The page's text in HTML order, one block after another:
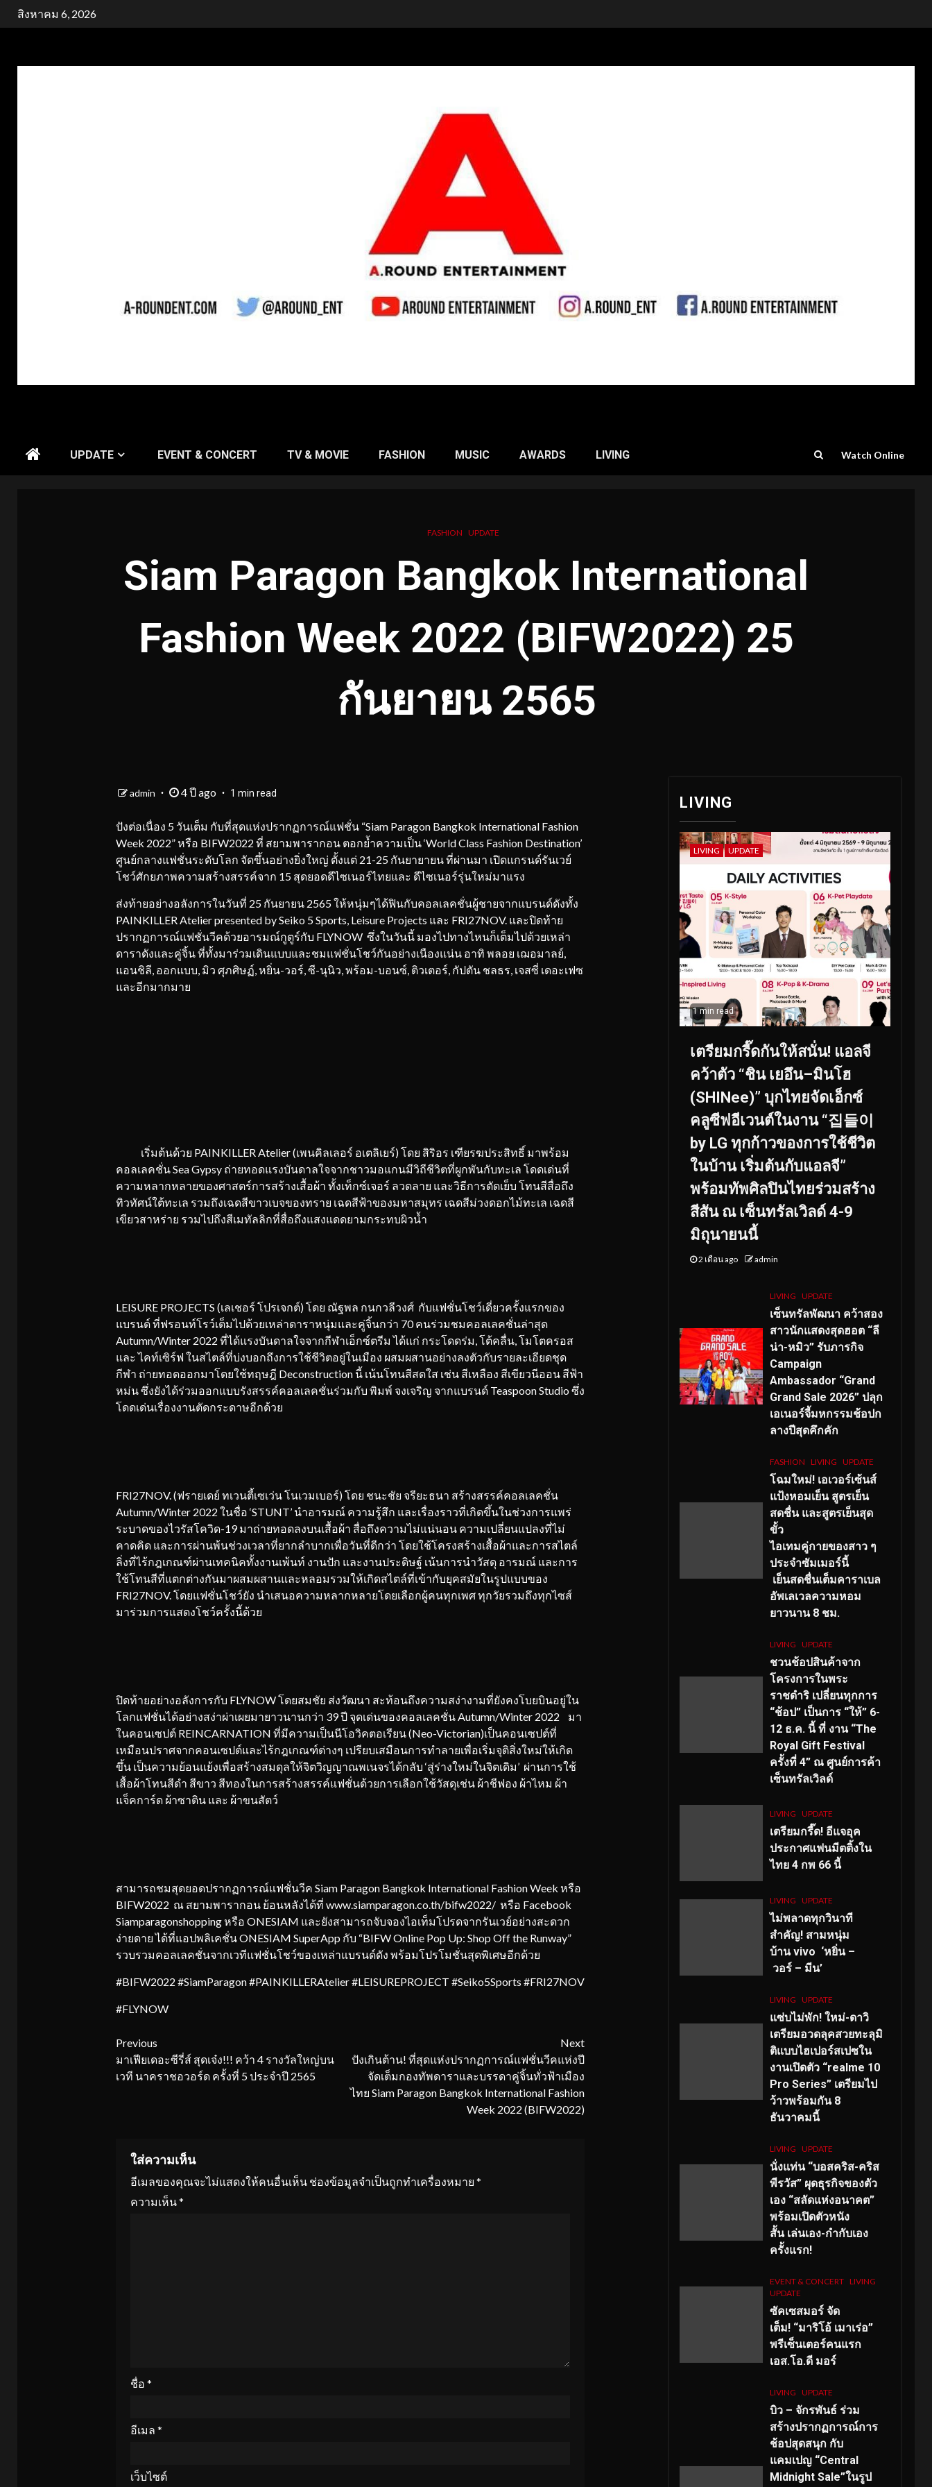
Skipสิงหาคม 6, 2026
UPDATE EVENT & CONCERT TV & MOVIE FASHION MUSIC AWARDS LIVING Watch Online
FASHION UPDATE
Siam Paragon Bangkok International
Fashion Week 2022 (BIFW2022) 25
กันยายน 2565
admin 4 ปี ago 1 min read
ปังต่อเนื่อง 5 วันเต็ม กับที่สุดแห่งปรากฏการณ์แฟชั่น “Siam Paragon Bangkok International Fashion
Week 2022” หรือ BIFW2022 ที่ สยามพารากอน ตอกย้ำความเป็น ‘World Class Fashion Destination’
ศูนย์กลางแฟชั่นระดับโลก จัดขึ้นอย่างยิ่งใหญ่ ตั้งแต่ 21-25 กันยายายน ที่ผ่านมา เปิดแกรนด์รันเวย์
โชว์ศักยภาพความสร้างสรรค์จาก 15 สุดยอดดีไซเนอร์ไทยและ ดีไซเนอร์รุ่นใหม่มาแรง
ส่งท้ายอย่างอลังการในวันที่ 25 กันยายน 2565 ให้หนุ่มๆได้ฟินกับคอลเลคชั่นผู้ชายจากแบรนด์ดังทั้ง
PAINKILLER Atelier presented by Seiko 5 Sports, Leisure Projects และ FRI27NOV. และปิดท้าย
ปรากฏการณ์แฟชั่นวีคด้วยอารมณ์กูตูร์กับ FLYNOW ซึ่งในวันนี้ มองไปทางไหนก็เต็มไปด้วยเหล่า
ดาราดังและคู่จิ้น ที่ทั้งมาร่วมเดินแบบและชมแฟชั่นโชว์กันอย่างเนืองแน่น อาทิ พลอย เฌอมาลย์,
แอนชิลี, ออกแบบ, มิว ศุภศิษฏ์, หยิ่น-วอร์, ซี-นุนิว, พร้อม-บอนซ์, ติวเตอร์, กัปตัน ชลธร, เจสซี่ เดอะเฟซ
และอีกมากมาย
เริ่มต้นด้วย PAINKILLER Atelier (เพนคิลเลอร์ อเตลิเยร์) โดย สิริอร เฑียรฆประสิทธิ์ มาพร้อม
คอลเลคชั่น Sea Gypsy ถ่ายทอดแรงบันดาลใจจากชาวมอแกนมีวิถีชีวิตที่ผูกพันกับทะเล โดดเด่นที่
ความหลากหลายของศาสตร์การสร้างเสื้อผ้า ทั้งเท็กซ์เจอร์ ลวดลาย และวิธีการตัดเย็บ โทนสีสื่อถึง
ทิวทัศน์ใต้ทะเล รวมถึงเฉดสีขาวเบจของทราย เฉดสีฟ้าของมหาสมุทร เฉดสีม่วงดอกไม้ทะเล เฉดสี
เขียวสาหร่าย รวมไปถึงสีเมทัลลิกที่สื่อถึงแสงแดดยามกระทบผิวน้ำ
LEISURE PROJECTS (เลเชอร์ โปรเจกต์) โดย ณัฐพล กนกวลีวงศ์ กับแฟชั่นโชว์เดี่ยวครั้งแรกของ
แบรนด์ ที่ฟรอนท์โรว์เต็มไปด้วยเหล่าดาราหนุ่มและคู่จิ้นกว่า 70 คนร่วมชมคอลเลคชั่นล่าสุด
Autumn/Winter 2022 ที่ได้แรงบันดาลใจจากกีฬาเอ็กซ์ตรีม ได้แก่ กระโดดร่ม, โต้คลื่น, โมโตครอส
และ ไคท์เซิร์ฟ ในสไตล์ที่บ่งบอกถึงการใช้ชีวิตอยู่ในเมือง ผสมผสานอย่างลงตัวกับรายละเอียดชุด
กีฬา ถ่ายทอดออกมาโดยใช้ทฤษฎี Deconstruction นี้ เน้นโทนสีสดใส เช่น สีเหลือง สีเขียวนีออน สีฟ้า
หม่น ซึ่งยังได้ร่วมออกแบบรังสรรค์คอลเลคชั่นร่วมกับ พิมพ์ จงเจริญ จากแบรนด์ Teaspoon Studio ซึ่ง
โดดเด่นเรื่องงานตัดกระดาษอีกด้วย
FRI27NOV. (ฟรายเดย์ ทเวนตี้เซเว่น โนเวมเบอร์) โดย ชนะชัย จรียะธนา สร้างสรรค์คอลเลคชั่น
Autumn/Winter 2022 ในชื่อ ‘STUNT’ นำอารมณ์ ความรู้สึก และเรื่องราวที่เกิดขึ้นในช่วงการแพร่
ระบาดของไวรัสโควิด-19 มาถ่ายทอดลงบนเสื้อผ้า สื่อถึงความไม่แน่นอน ความเปลี่ยนแปลงที่ไม่
คาดคิด และการผ่านพ้นช่วงเวลาที่ยากลำบากเพื่อวันที่ดีกว่า โดยใช้โครงสร้างเสื้อผ้าและการสไตล์
ลิ่งที่ไร้กฎเกณฑ์ผ่านเทคนิคทั้งงานเพ้นท์ งานปัก และงานประดิษฐ์ เน้นการนำวัสดุ อารมณ์ และการ
ใช้โทนสีที่แตกต่างกันมาผสมผสานและหลอมรวมให้เกิดสไตล์ที่เข้ากับยุคสมัยในรูปแบบของ
FRI27NOV. โดยแฟชั่นโชว์ยัง นำเสนอความหลากหลายโดยเลือกผู้คนทุกเพศ ทุกวัยรวมถึงทุกไซส์
มาร่วมการแสดงโชว์ครั้งนี้ด้วย
ปิดท้ายอย่างอลังการกับ FLYNOW โดยสมชัย ส่งวัฒนา สะท้อนถึงความสง่างามที่ยังคงโบยบินอยู่ใน
โลกแฟชั่นได้อย่างสง่าผ่าเผยมายาวนานกว่า 39 ปี จุดเด่นของคอลเลคชั่น Autumn/Winter 2022 มา
ในคอนเซปต์ REINCARNATION ที่มีความเป็นนีโอวิคตอเรียน (Neo-Victorian)เป็นคอนเซปต์ที่
เหมือนปราศจากคอนเซปต์และไร้กฎเกณฑ์ต่างๆ เปรียบเสมือนการทำลายเพื่อเริ่มจุติสิ่งใหม่ให้เกิด
ขึ้น เป็นความย้อนแย้งเพื่อสร้างสมดุลให้จิตวิญญาณพเนจรได้กลับ ‘สู่ร่างใหม่ในจิตเดิม’ ผ่านการใช้
เสื้อผ้าโทนสีดำ สีขาว สีทองในการสร้างสรรค์แฟชั่นด้วยการเลือกใช้วัสดุเช่น ผ้าชีฟอง ผ้าไหม ผ้า
แจ็คการ์ด ผ้าซาติน และ ผ้าขนสัตว์
สามารถชมสุดยอดปรากฏการณ์แฟชั่นวีค Siam Paragon Bangkok International Fashion Week หรือ
BIFW2022 ณ สยามพารากอน ย้อนหลังได้ที่ www.siamparagon.co.th/bifw2022/ หรือ Facebook
Siamparagonshopping หรือ ONESIAM และยังสามารถจับจองไอเท็มโปรดจากรันเวย์อย่างสะดวก
ง่ายดาย ได้ที่แอปพลิเคชั่น ONESIAM SuperApp กับ “BIFW Online Pop Up: Shop Off the Runway”
รวบรวมคอลเลคชั่นจากเวทีแฟชั่นโชว์ของเหล่าแบรนด์ดัง พร้อมโปรโมชั่นสุดพิเศษอีกด้วย
#BIFW2022 #SiamParagon #PAINKILLERAtelier #LEISUREPROJECT #Seiko5Sports #FRI27NOV
#FLYNOW
Continue
Reading
Previous
มาเฟียเดอะซีรี่ส์ สุดเจ๋ง!!! คว้า 4 รางวัลใหญ่บน
เวที นาคราชอวอร์ด ครั้งที่ 5 ประจำปี 2565
Next
ปังเกินต้าน! ที่สุดแห่งปรากฏการณ์แฟชั่นวีคแห่งปี
จัดเต็มกองทัพดาราและบรรดาคู่จิ้นทั่วฟ้าเมือง
ไทย Siam Paragon Bangkok International Fashion
Week 2022 (BIFW2022)
ใส่ความเห็น
อีเมลของคุณจะไม่แสดงให้คนอื่นเห็น ช่องข้อมูลจำเป็นถูกทำเครื่องหมาย *
ความเห็น*
ชื่อ *
อีเมล *
เว็บไซต์
LIVING
LIVING UPDATE
1 min read
เตรียมกรี๊ดกันให้สนั่น! แอลจี
คว้าตัว “ชิน เยอึน–มินโฮ
(SHINee)” บุกไทยจัดเอ็กซ์
คลูซีฟอีเวนต์ในงาน “집들이
by LG ทุกก้าวของการใช้ชีวิต
ในบ้าน เริ่มต้นกับแอลจี”
พร้อมทัพศิลปินไทยร่วมสร้าง
สีสัน ณ เซ็นทรัลเวิลด์ 4-9
มิถุนายนนี้
2 เดือน ago admin
LIVING UPDATE
เซ็นทรัลพัฒนา คว้าสอง
สาวนักแสดงสุดฮอต “ลี
น่า-หมิว” รับภารกิจ
Campaign
Ambassador “Grand
Grand Sale 2026” ปลุก
เอเนอร์จี้มหกรรมช้อปก
ลางปีสุดคึกคัก
FASHION LIVING UPDATE
โฉมใหม่! เอเวอร์เซ้นส์
แป้งหอมเย็น สูตรเย็น
สดชื่น และสูตรเย็นสุด
ขั้ว
ไอเทมคู่กายของสาว ๆ
ประจำซัมเมอร์นี้
เย็นสดชื่นเต็มคาราเบล
อัพเลเวลความหอม
ยาวนาน 8 ชม.
LIVING UPDATE
ชวนช้อปสินค้าจาก
โครงการในพระ
ราชดำริ เปลี่ยนทุกการ
“ช้อป” เป็นการ “ให้” 6-
12 ธ.ค. นี้ ที่ งาน “The
Royal Gift Festival
ครั้งที่ 4” ณ ศูนย์การค้า
เซ็นทรัลเวิลด์
LIVING UPDATE
เตรียมกรี๊ด! อีแจอุค
ประกาศแฟนมีตติ้งใน
ไทย 4 กพ 66 นี้
LIVING UPDATE
ไม่พลาดทุกวินาที
สำคัญ! สามหนุ่ม
บ้าน vivo ‘หยิ่น –
วอร์ – มีน’
LIVING UPDATE
แซ่บไม่พัก! ใหม่-ดาวิ
เตรียมอวดลุคสวยทะลุมิ
ติแบบไฮเปอร์สเปซใน
งานเปิดตัว “realme 10
Pro Series” เตรียมไป
ว้าวพร้อมกัน 8
ธันวาคมนี้
LIVING UPDATE
นั่งแท่น “บอสคริส-คริส
พีรวัส” ผุดธุรกิจของตัว
เอง “สลัดแห่งอนาคต”
พร้อมเปิดตัวหนัง
สั้น เล่นเอง-กำกับเอง
ครั้งแรก!
EVENT & CONCERT LIVING
UPDATE
ซัคเซสมอร์ จัด
เต็ม! “มาริโอ้ เมาเร่อ”
พรีเซ็นเตอร์คนแรก
เอส.โอ.ดี มอร์
LIVING UPDATE
บิว – จักรพันธ์ ร่วม
สร้างปรากฏการณ์การ
ช้อปสุดสนุก กับ
แคมเปญ “Central
Midnight Sale”ในรูป